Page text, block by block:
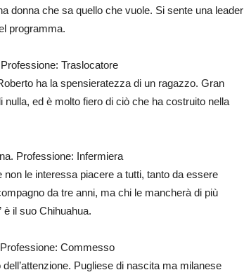
donna che sa quello che vuole. Si sente una leader
programma.
Traslocatore
ha la spensieratezza di un ragazzo. Gran
ed è molto fiero di ciò che ha costruito nella
Professione: Infermiera
le interessa piacere a tutti, tanto da essere
da tre anni, ma chi le mancherà di più
è il suo Chihuahua.
Commesso
Pugliese di nascita ma milanese